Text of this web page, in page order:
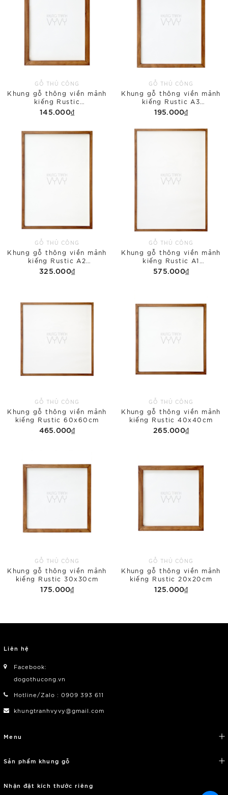
GỖ THỦ CÔNG
Khung gỗ thông viền mảnh
kiếng Rustic
A4(210x297mm)
145.000₫
GỖ THỦ CÔNG
Khung gỗ thông viền mảnh
kiếng Rustic A3
(297x420mm)
195.000₫
GỖ THỦ CÔNG
Khung gỗ thông viền mảnh
kiếng Rustic A2
(420x594mm)
325.000₫
GỖ THỦ CÔNG
Khung gỗ thông viền mảnh
kiếng Rustic A1
(594x841mm)
575.000₫
GỖ THỦ CÔNG
Khung gỗ thông viền mảnh
kiếng Rustic 60x60cm
465.000₫
GỖ THỦ CÔNG
Khung gỗ thông viền mảnh
kiếng Rustic 40x40cm
265.000₫
GỖ THỦ CÔNG
Khung gỗ thông viền mảnh
kiếng Rustic 30x30cm
175.000₫
GỖ THỦ CÔNG
Khung gỗ thông viền mảnh
kiếng Rustic 20x20cm
125.000₫
Liên hệ
Facebook:
dogothucong.vn
Hotline/Zalo : 0909 393 611
khungtranhvyvy@gmail.com
Menu
Sản phẩm khung gỗ
Nhận đặt kích thước riêng